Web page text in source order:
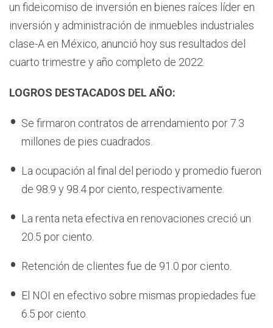
un fideicomiso de inversión en bienes raíces líder en
inversión y administración de inmuebles industriales
clase-A en México, anunció hoy sus resultados del
cuarto trimestre y año completo de 2022.
LOGROS DESTACADOS DEL AÑO:
Se firmaron contratos de arrendamiento por 7.3
millones de pies cuadrados.
La ocupación al final del periodo y promedio fueron
de 98.9 y 98.4 por ciento, respectivamente.
La renta neta efectiva en renovaciones creció un
20.5 por ciento.
Retención de clientes fue de 91.0 por ciento.
El NOI en efectivo sobre mismas propiedades fue
6.5 por ciento.